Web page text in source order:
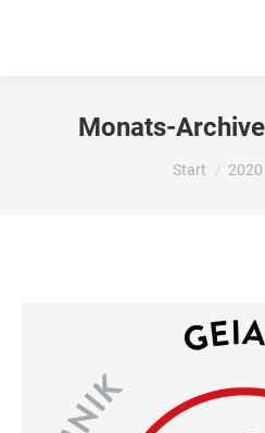
Monats-
Sie
Start 2020